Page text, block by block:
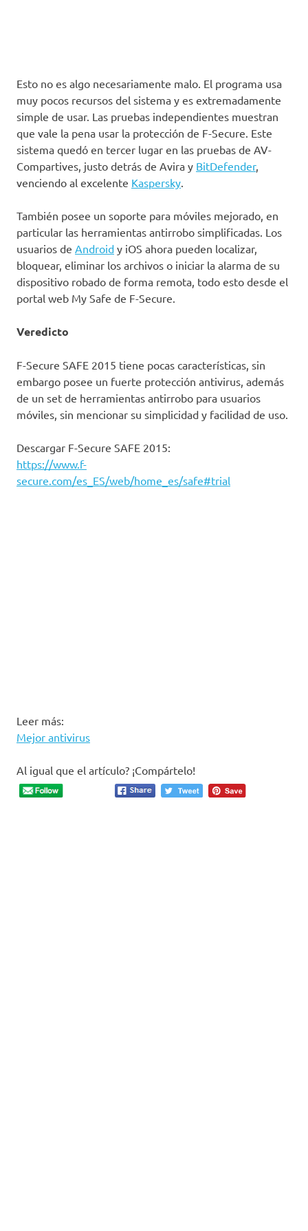
Esto no es algo necesariamente malo. El programa usa
muy pocos recursos del sistema y es extremadamente
simple de usar. Las pruebas independientes muestran
que vale la pena usar la protección de F-Secure. Este
sistema quedó en tercer lugar en las pruebas de AV-
Compartives, justo detrás de Avira y BitDefender,
venciendo al excelente Kaspersky
También posee un soporte para móviles mejorado, en
particular las herramientas antirrobo simplificadas. Los
usuarios de Android y iOS ahora pueden localizar,
bloquear, eliminar los archivos o iniciar la alarma de su
dispositivo robado de forma remota, todo esto desde el
portal web My Safe de F-Secure.
Veredicto
F-Secure SAFE 2015 tiene pocas características, sin
embargo posee un fuerte protección antivirus, además
de un set de herramientas antirrobo para usuarios
móviles, sin mencionar su simplicidad y facilidad de uso.
Descargar F-Secure SAFE 2015:
https://www.f-
secure.com/es_ES/web/home_es/safe#trial
Leer más:
Mejor antivirus
Al igual que el artículo? ¡Compártelo!